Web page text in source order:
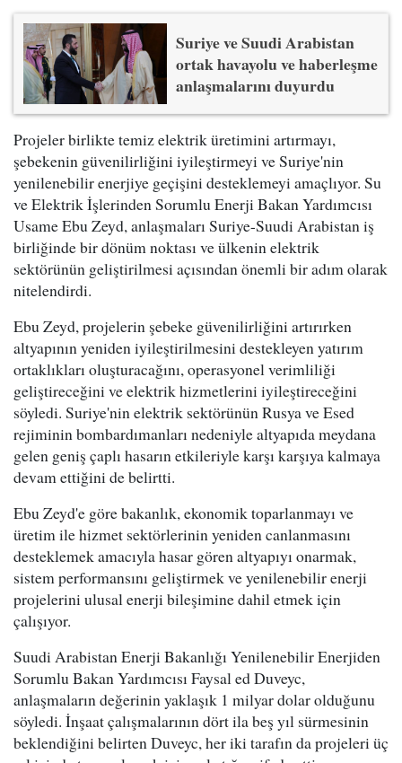
Suriye ve Suudi Arabistan
ortak havayolu ve haberleşme
anlaşmalarını duyurdu
Projeler birlikte temiz elektrik üretimini artırmayı,
şebekenin güvenilirliğini iyileştirmeyi ve Suriye'nin
yenilenebilir enerjiye geçişini desteklemeyi amaçlıyor. Su
ve Elektrik İşlerinden Sorumlu Enerji Bakan Yardımcısı
Usame Ebu Zeyd, anlaşmaları Suriye-Suudi Arabistan iş
birliğinde bir dönüm noktası ve ülkenin elektrik
sektörünün geliştirilmesi açısından önemli bir adım olarak
nitelendirdi.
Ebu Zeyd, projelerin şebeke güvenilirliğini artırırken
altyapının yeniden iyileştirilmesini destekleyen yatırım
ortaklıkları oluşturacağını, operasyonel verimliliği
geliştireceğini ve elektrik hizmetlerini iyileştireceğini
söyledi. Suriye'nin elektrik sektörünün Rusya ve Esed
rejiminin bombardımanları nedeniyle altyapıda meydana
gelen geniş çaplı hasarın etkileriyle karşı karşıya kalmaya
devam ettiğini de belirtti.
Ebu Zeyd'e göre bakanlık, ekonomik toparlanmayı ve
üretim ile hizmet sektörlerinin yeniden canlanmasını
desteklemek amacıyla hasar gören altyapıyı onarmak,
sistem performansını geliştirmek ve yenilenebilir enerji
projelerini ulusal enerji bileşimine dahil etmek için
çalışıyor.
Suudi Arabistan Enerji Bakanlığı Yenilenebilir Enerjiden
Sorumlu Bakan Yardımcısı Faysal ed Duveyc,
anlaşmaların değerinin yaklaşık 1 milyar dolar olduğunu
söyledi. İnşaat çalışmalarının dört ila beş yıl sürmesinin
beklendiğini belirten Duveyc, her iki tarafın da projeleri üç